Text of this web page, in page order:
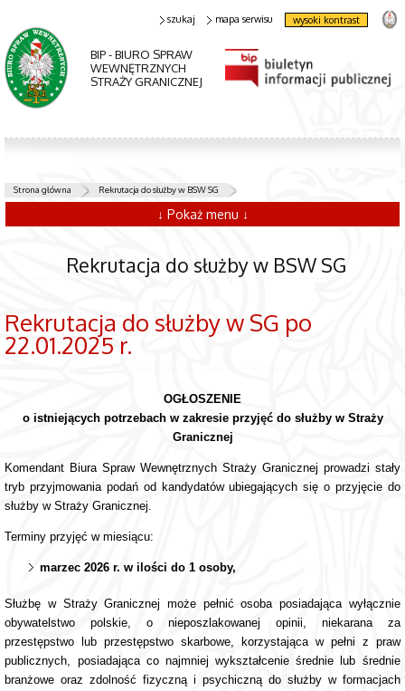
BIP - BIURO SPRAW
WEWNĘTRZNYCH
STRAŻY GRANICZNEJ
szukaj mapa serwisu wysoki kontrast
Strona główna Rekrutacja do służby w BSW SG
↓ Pokaż menu ↓
Rekrutacja do służby w BSW SG
Rekrutacja do służby w SG po
22.01.2025 r.
OGŁOSZENIE
o istniejących potrzebach w zakresie przyjęć do służby w Straży
Granicznej
Komendant Biura Spraw Wewnętrznych Straży Granicznej prowadzi stały
tryb przyjmowania podań od kandydatów ubiegających się o przyjęcie do
służby w Straży Granicznej.
Terminy przyjęć w miesiącu:
marzec 2026 r. w ilości do 1 osoby,
Służbę w Straży Granicznej może pełnić osoba posiadająca wyłącznie
obywatelstwo polskie, o nieposzlakowanej opinii, niekarana za
przestępstwo lub przestępstwo skarbowe, korzystająca w pełni z praw
publicznych, posiadająca co najmniej wykształcenie średnie lub średnie
branżowe oraz zdolność fizyczną i psychiczną do służby w formacjach